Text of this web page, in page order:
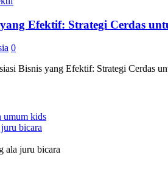
Efektif: Strategi Cerdas
0
Bisnis yang Efektif: Strategi Cerdas
ala juru bicara